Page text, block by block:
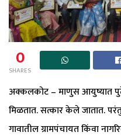
0
SHARES
अक्कलकोट – माणुस आयुष्यात पुढे
मिळतात. सत्कार केले जातात.
गावातील ग्रामपंचायत किंवा